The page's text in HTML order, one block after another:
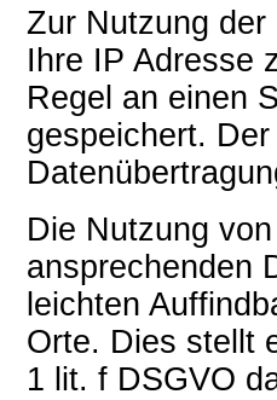
Zur Nutzung
Ihre IP Adresse
Regel an einen
gespeichert.
Die Nutzung
ansprechenden
leichten
Orte. Dies stellt
1 lit. f DSGVO